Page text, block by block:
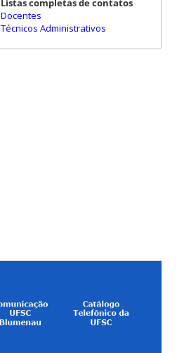
Listas completas de contatos
Docentes
Técnicos Administrativos